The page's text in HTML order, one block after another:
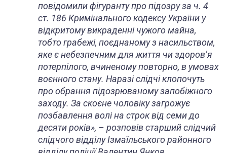
повідомили фігуранту про підозру за ч. 4
ст. 186 Кримінального кодексу України у
відкритому викраденні чужого майна,
тобто грабежі, поєднаному з насильством,
яке є небезпечним для життя чи здоров’я
потерпілого, вчиненому повторно, в умовах
воєнного стану. Наразі слідчі клопочуть
про обрання підозрюваному запобіжного
заходу. За скоєне чоловіку загрожує
позбавлення волі на строк від семи до
десяти років», – розповів старший слідчий
слідчого відділу Ізмаїльського районного